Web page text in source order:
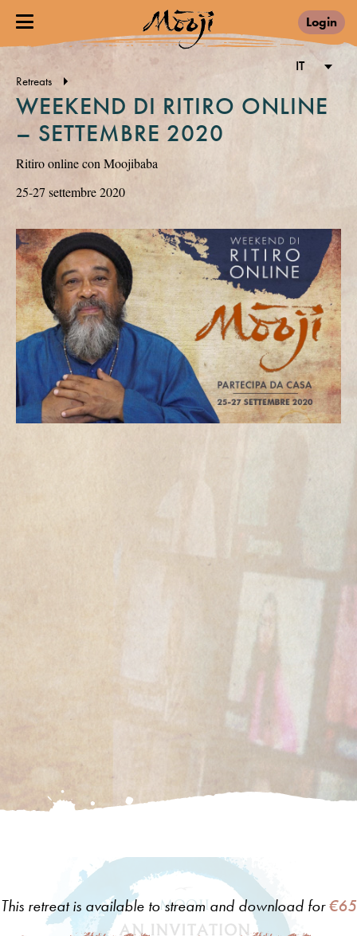
Login
Retreats
WEEKEND DI RITIRO ONLINE
– SETTEMBRE 2020
Ritiro online con Moojibaba
25-27 settembre 2020
IT
This retreat is available to stream and download for€65